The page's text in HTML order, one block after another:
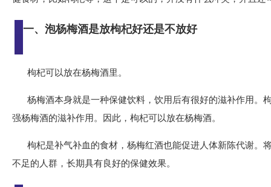
一、泡杨梅酒是放枸杞好还是不放好
枸杞可以放在杨梅酒里。
杨梅酒本身就是一种保健饮料，饮用后有很好的滋补作用。
强杨梅酒的滋补作用。因此，枸杞可以放在杨梅酒。
枸杞是补气补血的食材，杨梅红酒也能促进人体新陈代谢。
不足的人群，长期具有良好的保健效果。